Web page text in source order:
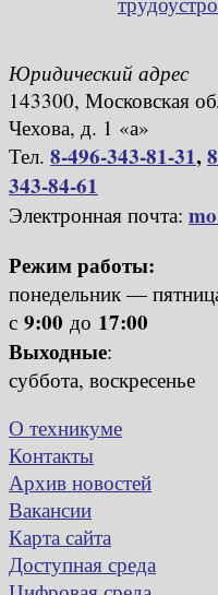
Юридический адрес
143300, Московская
Чехова, д. 1 «а»
Тел. 8-496-343-81-31,
343-84-61
Электронная почта:
Режим работы:
понедельник —
с 9:00 до 17:00
Выходные:
суббота, воскресенье
О техникуме
Контакты
Архив новостей
Вакансии
Карта сайта
Доступная среда